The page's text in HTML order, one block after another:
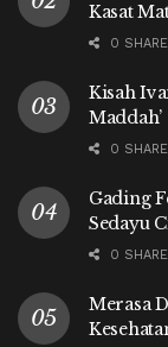
Kasat
0
Kisah
Maddah’
0
Gading
Sedayu
0
Merasa